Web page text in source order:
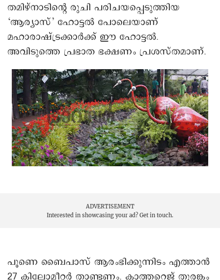
തമിഴ്നാടിന്റെ രുചി പരിചയപ്പെടുത്തിയ
‘ആര്യാസ്’ ഹോട്ടൽ പോലെയാണ്
മഹാരാഷ്ട്രക്കാർക്ക് ഈ ഹോട്ടൽ.
അവിടുത്തെ പ്രഭാത ഭക്ഷണം പ്രശസ്തമാണ്.
ADVERTISEMENT
Interested in showcasing your ad? Get in touch.
പൂണെ ബൈപാസ് ആരംഭിക്കുന്നിടം എത്താൻ
27 കിലോമീറ്റർ താണ്ടണം. കാത്തറെജ് തുരങ്കം